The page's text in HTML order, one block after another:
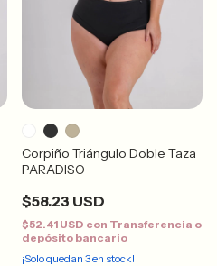
Corpiño Triángulo Doble Taza
PARADISO
$58.23 USD
$52.41 USD con Transferencia o
depósito bancario
¡Solo quedan 3en stock!